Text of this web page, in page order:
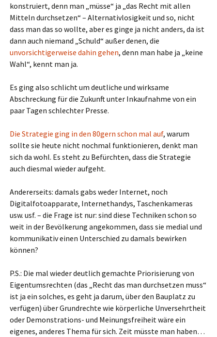
konstruiert, denn man „müsse“ ja „das Recht mit allen
Mitteln durchsetzen“ – Alternativlosigkeit und so, nicht
dass man das so wollte, aber es ginge ja nicht anders, da ist
dann auch niemand „Schuld“ außer denen, die
unvorsichtigerweise dahin gehen, denn man habe ja „keine
Wahl“, kennt man ja.
Es ging also schlicht um deutliche und wirksame
Abschreckung für die Zukunft unter Inkaufnahme von ein
paar Tagen schlechter Presse.
Die Strategie ging in den 80gern schon mal auf, warum
sollte sie heute nicht nochmal funktionieren, denkt man
sich da wohl. Es steht zu Befürchten, dass die Strategie
auch diesmal wieder aufgeht.
Andererseits: damals gabs weder Internet, noch
Digitalfotoapparate, Internethandys, Taschenkameras
usw. usf. – die Frage ist nur: sind diese Techniken schon so
weit in der Bevölkerung angekommen, dass sie medial und
kommunikativ einen Unterschied zu damals bewirken
können?
P.S.: Die mal wieder deutlich gemachte Priorisierung von
Eigentumsrechten (das „Recht das man durchsetzen muss“
ist ja ein solches, es geht ja darum, über den Bauplatz zu
verfügen) über Grundrechte wie körperliche Unversehrtheit
oder Demonstrations- und Meinungsfreiheit wäre ein
eigenes, anderes Thema für sich. Zeit müsste man haben…